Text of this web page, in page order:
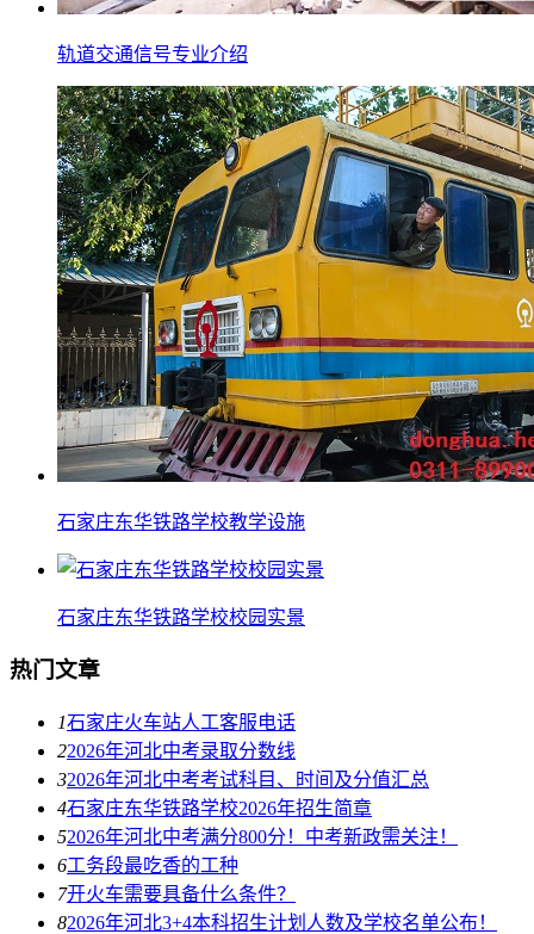
轨道交通信号专业介绍
石家庄东华铁路学校教学设施
石家庄东华铁路学校校园实景
热门文章
1石家庄火车站人工客服电话
22026年河北中考录取分数线
32026年河北中考考试科目、时间及分值汇总
4石家庄东华铁路学校2026年招生简章
52026年河北中考满分800分！中考新政需关注！
6工务段最吃香的工种
7开火车需要具备什么条件？
82026年河北3+4本科招生计划人数及学校名单公布！